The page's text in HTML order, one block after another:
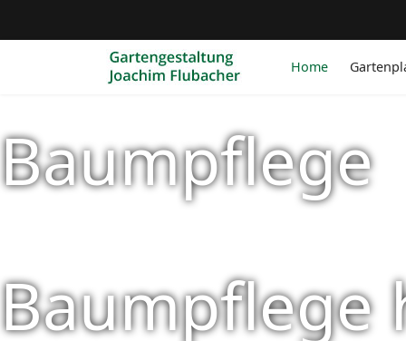
Home
Baumpflege
Baumpflege